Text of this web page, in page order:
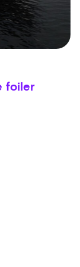
foiler